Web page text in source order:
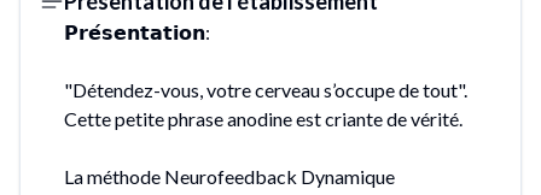
𝗣𝗿𝗲́𝘀𝗲𝗻𝘁𝗮𝘁𝗶𝗼𝗻:
"Détendez-vous, votre cerveau s’occupe de tout".
Cette petite phrase anodine est criante de vérité.
La méthode Neurofeedback Dynamique